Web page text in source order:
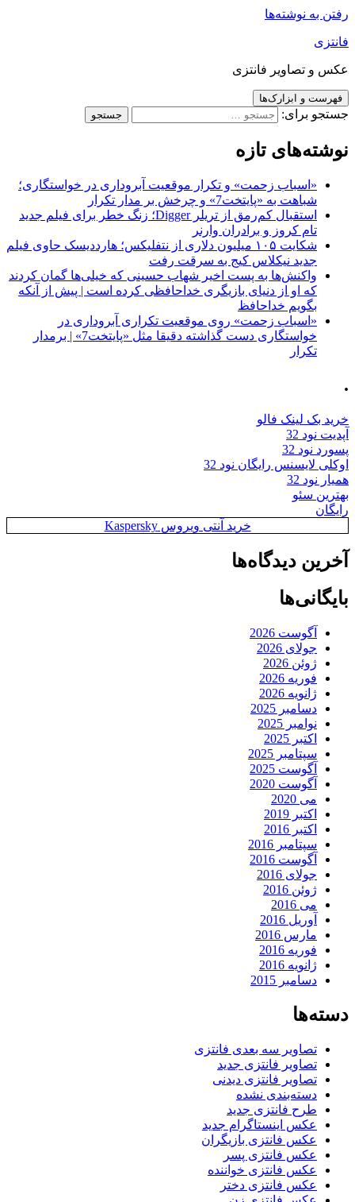
رفتن به نوشته‌ها
فانتزی
عکس و تصاویر فانتزی
فهرست و ابزارک‌ها
جستجو برای:
نوشته‌های تازه
«اسباب زحمت» و تکرار موقعیت آبروداری در خواستگاری؛
شباهت به «پایتخت7» و چرخش بر مدار تکرار
استقبال کم‌رمق از تریلر Digger؛ زنگ خطر برای فیلم جدید
تام کروز و برادران وارنر
شکایت ۱۰۵ میلیون دلاری از نتفلیکس؛ هارددیسک حاوی فیلم
جدید نیکلاس کیج به سرقت رفت
واکنش‌ها به پست اخیر شهاب حسینی که خیلی‌ها گمان کردند
که او از دنیای بازیگری خداحافظی کرده است | پیش از آنکه
بگویم خداحافظ
«اسباب زحمت» روی موقعیت تکراری آبروداری در
خواستگاری دست گذاشته دقیقا مثل «پایتخت7» | برمدار
تکرار
.
خرید بک لینک فالو
آپدیت نود 32
پسورد نود 32
اوکلی لایسنس رایگان نود 32
همیار نود 32
بهترین سئو
رایگان
خرید آنتی ویروس Kaspersky
آخرین دیدگاه‌ها
بایگانی‌ها
آگوست 2026
جولای 2026
ژوئن 2026
فوریه 2026
ژانویه 2026
دسامبر 2025
نوامبر 2025
اکتبر 2025
سپتامبر 2025
آگوست 2025
آگوست 2020
می 2020
اکتبر 2019
اکتبر 2016
سپتامبر 2016
آگوست 2016
جولای 2016
ژوئن 2016
می 2016
آوریل 2016
مارس 2016
فوریه 2016
ژانویه 2016
دسامبر 2015
دسته‌ها
تصاویر سه بعدی فانتزی
تصاویر فانتزی جدید
تصاویر فانتزی دیدنی
دسته‌بندی نشده
طرح فانتزی جدید
عکس اینستاگرام جدید
عکس فانتزی بازیگران
عکس فانتزی پسر
عکس فانتزی خواننده
عکس فانتزی دختر